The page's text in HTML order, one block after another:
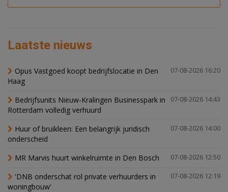
Laatste nieuws
07-08-2026 16:20
Opus Vastgoed koopt bedrijfslocatie in Den
Haag
07-08-2026 14:43
Bedrijfsunits Nieuw-Kralingen Businesspark in
Rotterdam volledig verhuurd
07-08-2026 14:00
Huur of bruikleen: Een belangrijk juridisch
onderscheid
07-08-2026 12:50
MR Marvis huurt winkelruimte in Den Bosch
07-08-2026 12:19
'DNB onderschat rol private verhuurders in
woningbouw'